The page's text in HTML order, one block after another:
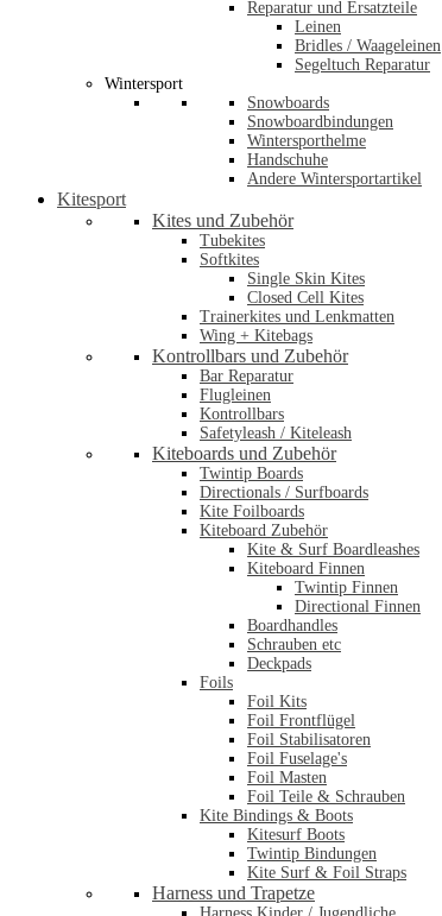
Reparatur und Ersatzteile
Leinen
Bridles / Waageleinen
Segeltuch Reparatur
Wintersport
Snowboards
Snowboardbindungen
Wintersporthelme
Handschuhe
Andere Wintersportartikel
Kitesport
Kites und Zubehör
Tubekites
Softkites
Single Skin Kites
Closed Cell Kites
Trainerkites und Lenkmatten
Wing + Kitebags
Kontrollbars und Zubehör
Bar Reparatur
Flugleinen
Kontrollbars
Safetyleash / Kiteleash
Kiteboards und Zubehör
Twintip Boards
Directionals / Surfboards
Kite Foilboards
Kiteboard Zubehör
Kite & Surf Boardleashes
Kiteboard Finnen
Twintip Finnen
Directional Finnen
Boardhandles
Schrauben etc
Deckpads
Foils
Foil Kits
Foil Frontflügel
Foil Stabilisatoren
Foil Fuselage's
Foil Masten
Foil Teile & Schrauben
Kite Bindings & Boots
Kitesurf Boots
Twintip Bindungen
Kite Surf & Foil Straps
Harness und Trapetze